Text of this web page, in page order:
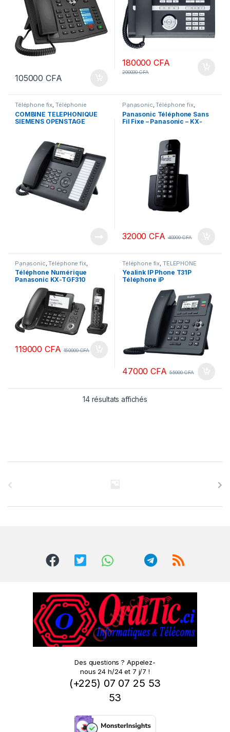
105000CFA
180000CFA
200000CFA
Téléphone fix, Téléphonie
d'entreprise
COMBINE TELEPHONIQUE
SIEMENS OPENSTAGE
Panasonic,Téléphone fix,
TÉLÉPHONE MOBILE & IP
Téléphonie d'entreprise
Panasonic Téléphone Sans
Fil Fixe – Panasonic – KX-
32000CFA 40000CFA
Panasonic ,Téléphone fix,
TÉLÉPHONE MOBILE & IP
Téléphonie d'entreprise
Téléphone Numérique
Panasonic KX-TGF310
(filaire et Sans fil)
119000CFA 150000CFA
Téléphone fix TÉLÉPHONE
MOBILE & IP,Téléphonie
d'entreprise,Yealink
Yealink IP Phone T31P
Téléphone iP
47000CFA 55000CFA
14 résultats affichés
Des questions ? Appelez-
nous 24 h/24 et 7 j/7 !
(+225) 07 07 25 53
53